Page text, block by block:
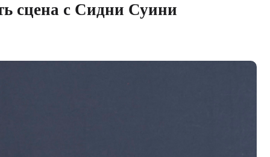
сцена с Сидни Суини